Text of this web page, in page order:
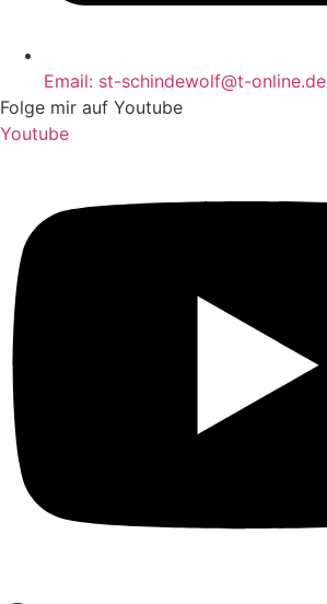
Email: st-schindewolf@t-online.de
Folge mir auf Youtube
Youtube